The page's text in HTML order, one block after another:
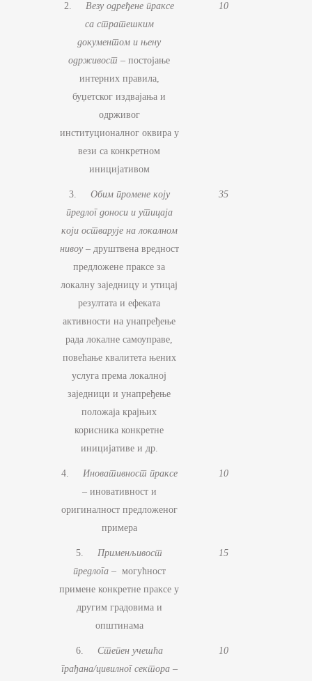
2. Везу одређене праксе
са стратешким
документом и њену
одрживост – постојање
интерних правила,
буџетског издвајања и
одрживог
институционалног оквира у
вези са конкретном
иницијативом
10
3. Обим промене коју
предлог доноси и утицаја
који остварује на локалном
нивоу – друштвена вредност
предложене праксе за
локалну заједницу и утицај
резултата и ефеката
активности на унапређење
рада локалне самоуправе,
повећање квалитета њених
услуга према локалној
заједници и унапређење
положаја крајњих
корисника конкретне
иницијативе и др.
35
4. Иновативност праксе
– иновативност и
оригиналност предложеног
примера
10
5. Применљивост
предлога – могућност
примене конкретне праксе у
другим градовима и
општинама
15
6. Степен учешћа
грађана/цивилног сектора –
10